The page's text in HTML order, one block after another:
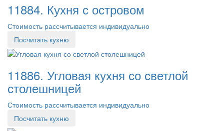
11884. Кухня с островом
Стоимость рассчитывается индивидуально
Посчитать кухню
11886. Угловая кухня со светлой
столешницей
Стоимость рассчитывается индивидуально
Посчитать кухню